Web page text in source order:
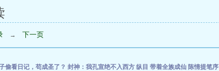
→ 下一页
偷看日记，苟成圣了？ 封神：我孔宣绝不入西方 纵目 带着全族成仙 陈情提笔序